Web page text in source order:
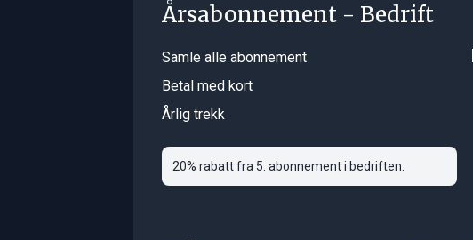
Årsabonnement - Bedrift
Samle alle abonnement
Betal med kort
Årlig trekk
20% rabatt fra 5. abonnement i bedriften.